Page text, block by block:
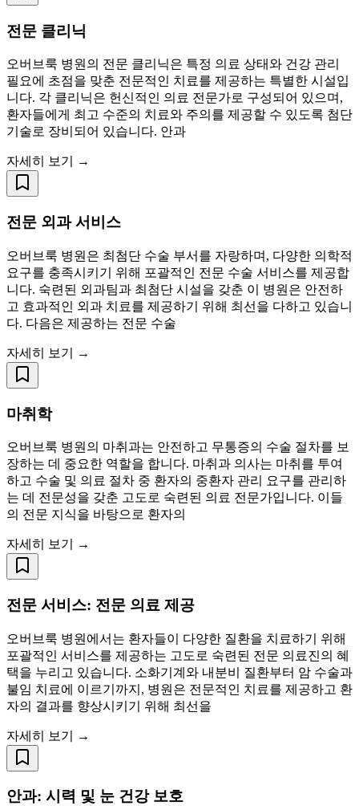
전문 클리닉
오버브룩 병원의 전문 클리닉은 특정 의료 상태와 건강 관리
필요에 초점을 맞춘 전문적인 치료를 제공하는 특별한 시설입
니다. 각 클리닉은 헌신적인 의료 전문가로 구성되어 있으며,
환자들에게 최고 수준의 치료와 주의를 제공할 수 있도록 첨단
기술로 장비되어 있습니다. 안과
자세히 보기 →
전문 외과 서비스
오버브룩 병원은 최첨단 수술 부서를 자랑하며, 다양한 의학적
요구를 충족시키기 위해 포괄적인 전문 수술 서비스를 제공합
니다. 숙련된 외과팀과 최첨단 시설을 갖춘 이 병원은 안전하
고 효과적인 외과 치료를 제공하기 위해 최선을 다하고 있습니
다. 다음은 제공하는 전문 수술
자세히 보기 →
마취학
오버브룩 병원의 마취과는 안전하고 무통증의 수술 절차를 보
장하는 데 중요한 역할을 합니다. 마취과 의사는 마취를 투여
하고 수술 및 의료 절차 중 환자의 중환자 관리 요구를 관리하
는 데 전문성을 갖춘 고도로 숙련된 의료 전문가입니다. 이들
의 전문 지식을 바탕으로 환자의
자세히 보기 →
전문 서비스: 전문 의료 제공
오버브룩 병원에서는 환자들이 다양한 질환을 치료하기 위해
포괄적인 서비스를 제공하는 고도로 숙련된 전문 의료진의 혜
택을 누리고 있습니다. 소화기계와 내분비 질환부터 암 수술과
불임 치료에 이르기까지, 병원은 전문적인 치료를 제공하고 환
자의 결과를 향상시키기 위해 최선을
자세히 보기 →
안과: 시력 및 눈 건강 보호